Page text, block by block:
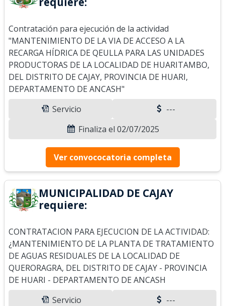
Contratación para ejecución de la actividad
"MANTENIMIENTO DE LA VIA DE ACCESO A LA
RECARGA HÍDRICA DE QEULLA PARA LAS UNIDADES
PRODUCTORAS DE LA LOCALIDAD DE HUARITAMBO,
DEL DISTRITO DE CAJAY, PROVINCIA DE HUARI,
DEPARTAMENTO DE ANCASH"
Servicio
---
Finaliza el 02/07/2025
Ver convococatoria completa
MUNICIPALIDAD DE CAJAY
requiere:
CONTRATACION PARA EJECUCION DE LA ACTIVIDAD:
¿MANTENIMIENTO DE LA PLANTA DE TRATAMIENTO
DE AGUAS RESIDUALES DE LA LOCALIDAD DE
QUERORAGRA, DEL DISTRITO DE CAJAY - PROVINCIA
DE HUARI - DEPARTAMENTO DE ANCASH
Servicio
---